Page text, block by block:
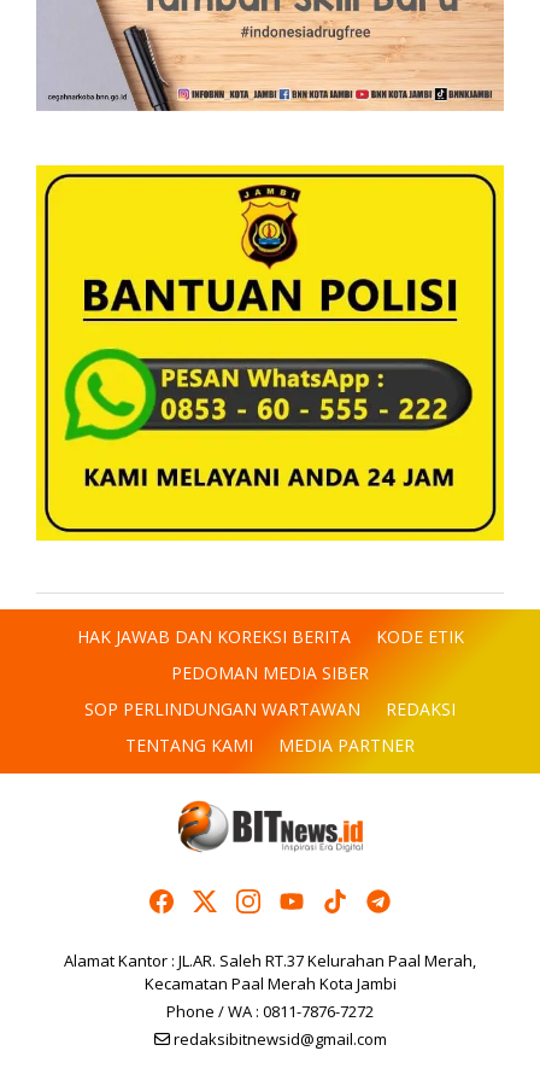
HAK JAWAB DAN KOREKSI BERITA
KODE ETIK
PEDOMAN MEDIA SIBER
SOP PERLINDUNGAN WARTAWAN
REDAKSI
TENTANG KAMI
MEDIA PARTNER
Alamat Kantor : JL.AR. Saleh RT.37 Kelurahan Paal Merah,
Kecamatan Paal Merah Kota Jambi
Phone / WA : 0811-7876-7272
redaksibitnewsid@gmail.com